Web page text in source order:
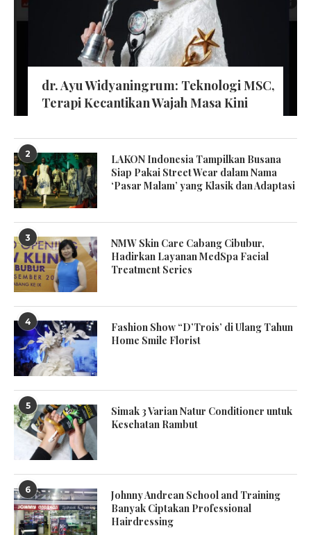
dr. Ayu Widyaningrum: Teknologi MSC,
Terapi Kecantikan Wajah Masa Kini
2
LAKON Indonesia Tampilkan Busana
Siap Pakai Street Wear dalam Nama
‘Pasar Malam’ yang Klasik dan Adaptasi
3
NMW Skin Care Cabang Cibubur,
Hadirkan Layanan MedSpa Facial
Treatment Series
4
Fashion Show “D’Trois’ di Ulang Tahun
Home Smile Florist
5
Simak 3 Varian Natur Conditioner untuk
Kesehatan Rambut
6
Johnny Andrean School and Training
Banyak Ciptakan Professional
Hairdressing